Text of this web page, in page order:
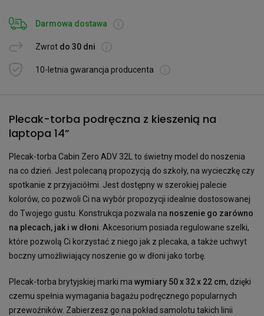
Darmowa dostawa
Zwrot do 30 dni
10-letnia gwarancja producenta
Plecak-torba podręczna z kieszenią na
laptopa 14”
Plecak-torba Cabin Zero ADV 32L to świetny model do noszenia
na co dzień. Jest polecaną propozycją do szkoły, na wycieczkę czy
spotkanie z przyjaciółmi. Jest dostępny w szerokiej palecie
kolorów, co pozwoli Ci na wybór propozycji idealnie dostosowanej
do Twojego gustu. Konstrukcja pozwala na noszenie go zarówno
na plecach, jak i w dłoni. Akcesorium posiada regulowane szelki,
które pozwolą Ci korzystać z niego jak z plecaka, a także uchwyt
boczny umożliwiający noszenie go w dłoni jako torbę.
Plecak-torba brytyjskiej marki ma wymiary 50 x 32 x 22 cm, dzięki
czemu spełnia wymagania bagażu podręcznego popularnych
przewoźników. Zabierzesz go na pokład samolotu takich linii